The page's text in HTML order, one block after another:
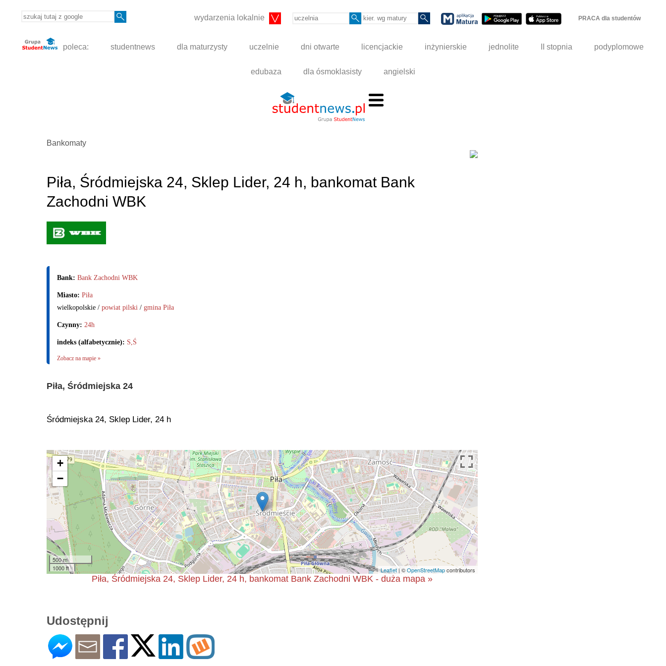
wydarzenia lokalnie PRACA dla studentów
poleca: studentnews dla maturzysty uczelnie dni otwarte licencjackie inżynierskie jednolite II stopnia podyplomowe
edubaza dla ósmoklasisty angielski
Bankomaty
Piła, Śródmiejska 24, Sklep Lider, 24 h, bankomat Bank
Zachodni WBK
Bank: Bank Zachodni WBK
Miasto: Piła
wielkopolskie / powiat pilski / gmina Piła
Czynny: 24h
indeks (alfabetycznie): S,Ś
Zobacz na mapie »
Piła, Śródmiejska 24
Śródmiejska 24, Sklep Lider, 24 h
+
−
500 m
1000 ft
Leaflet| ©OpenStreetMapcontributors
Piła, Śródmiejska 24, Sklep Lider, 24 h, bankomat Bank Zachodni WBK - duża mapa »
Udostępnij